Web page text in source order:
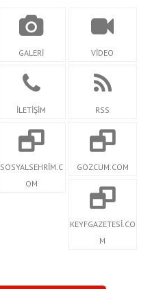
GALERİ VİDEO
İLETİŞİM RSS
SOSYALSEHRİM.C
OM
GOZCUM.COM
KEYFGAZETESİ.CO
M